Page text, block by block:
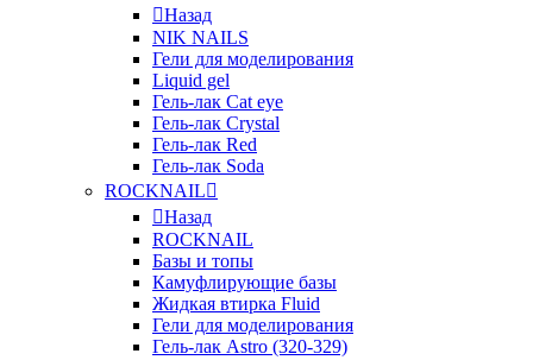
Назад
NIK NAILS
Гели для моделирования
Liquid gel
Гель-лак Cat eye
Гель-лак Crystal
Гель-лак Red
Гель-лак Soda
ROCKNAIL
Назад
ROCKNAIL
Базы и топы
Камуфлирующие базы
Жидкая втирка Fluid
Гели для моделирования
Гель-лак Astro (320-329)